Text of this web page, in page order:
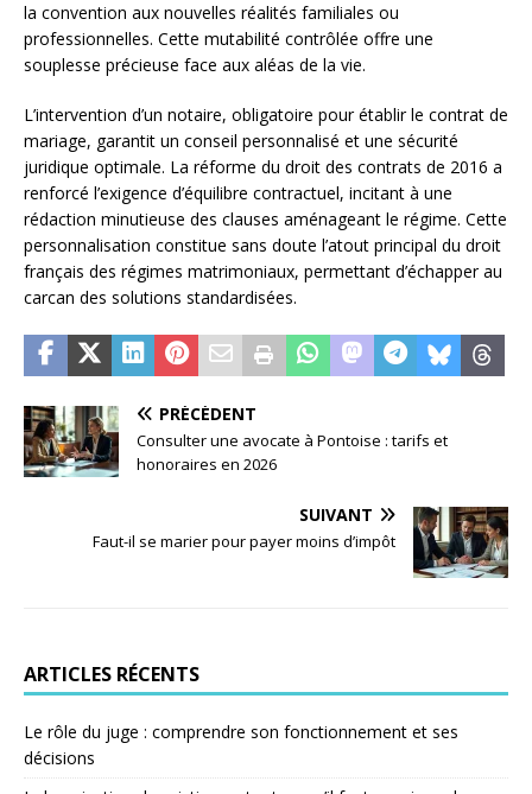
la convention aux nouvelles réalités familiales ou
professionnelles. Cette mutabilité contrôlée offre une
souplesse précieuse face aux aléas de la vie.
L’intervention d’un notaire, obligatoire pour établir le contrat de
mariage, garantit un conseil personnalisé et une sécurité
juridique optimale. La réforme du droit des contrats de 2016 a
renforcé l’exigence d’équilibre contractuel, incitant à une
rédaction minutieuse des clauses aménageant le régime. Cette
personnalisation constitue sans doute l’atout principal du droit
français des régimes matrimoniaux, permettant d’échapper au
carcan des solutions standardisées.
PRÉCÉDENT
Consulter une avocate à Pontoise : tarifs et
honoraires en 2026
SUIVANT
Faut-il se marier pour payer moins d’impôt
ARTICLES RÉCENTS
Le rôle du juge : comprendre son fonctionnement et ses
décisions